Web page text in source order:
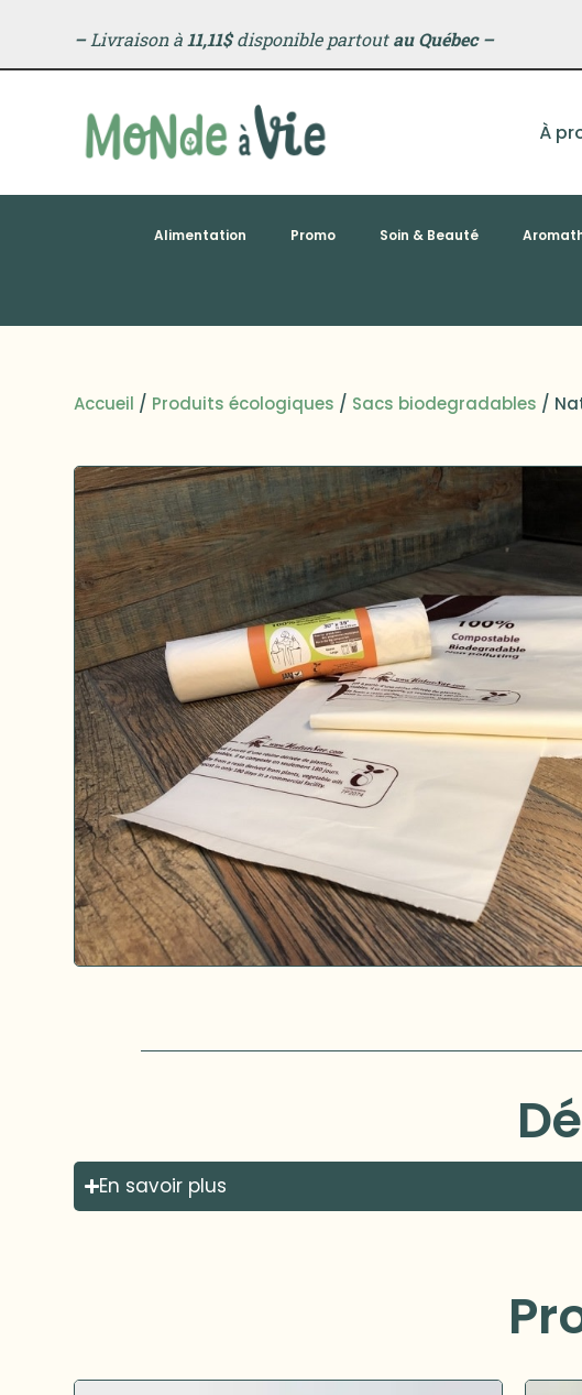
–Livraison à 11,11$disponible partoutau Québec –
À
Alimentation Promo Soin & Beauté
Accueil / Produits écologiques / Sacs biodegradables /
En savoir plus